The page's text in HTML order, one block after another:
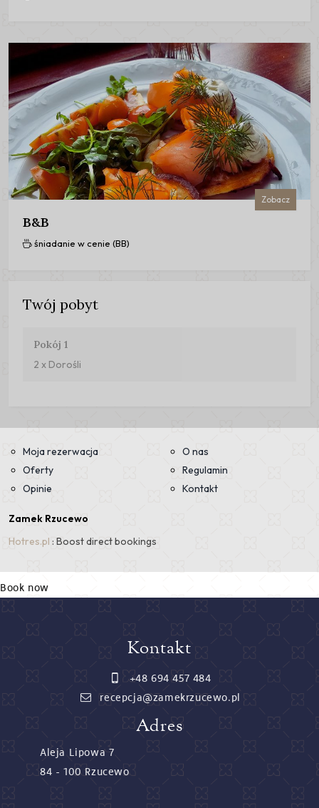
Book now
Kontakt
+48 694 457 484
recepcja@zamekrzucewo.pl
Adres
Aleja Lipowa 7
84 - 100 Rzucewo